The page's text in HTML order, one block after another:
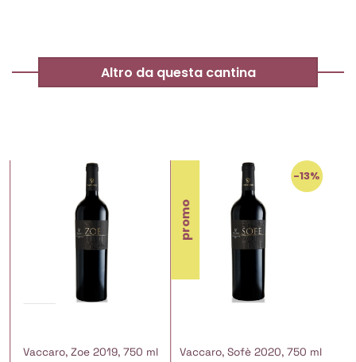
Altro da questa cantina
Vaccaro, Zoe 2019, 750 ml
-13%
promo
Vaccaro, Sofè 2020, 750 ml